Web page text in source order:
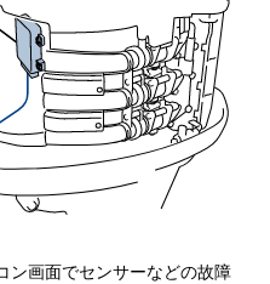
ン画面でセンサーなどの故障